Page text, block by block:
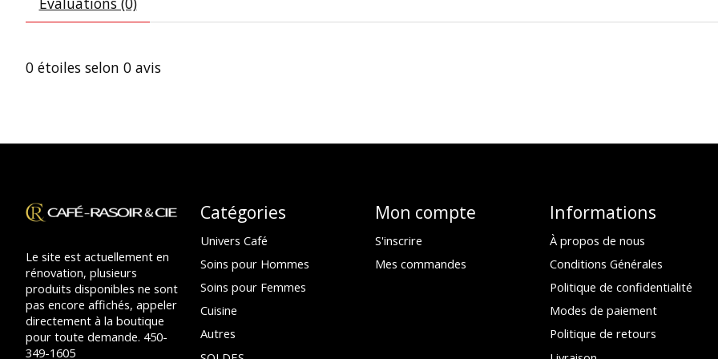
0 étoiles selon 0 avis
Le site est actuellement en
rénovation, plusieurs
produits disponibles ne sont
pas encore affichés, appeler
directement à la boutique
pour toute demande. 450-
349-1605
Catégories
Univers Café
Soins pour Hommes
Soins pour Femmes
Cuisine
Autres
Mon compte
S'inscrire
Mes commandes
Informations
À propos de nous
Conditions Générales
Politique de confidentialité
Modes de paiement
Politique de retours